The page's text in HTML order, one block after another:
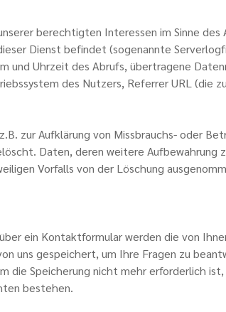
berechtigten Interessen im Sinne des
Dienst befindet (sogenannte
und Uhrzeit des Abrufs, übertragene
des Nutzers, Referrer URL (die
zur Aufklärung von Missbrauchs- oder
Daten, deren weitere Aufbewahrung
Vorfalls von der Löschung
ein Kontaktformular werden die von
uns gespeichert, um Ihre Fragen zu
die Speicherung nicht mehr erforderlich
bestehen.